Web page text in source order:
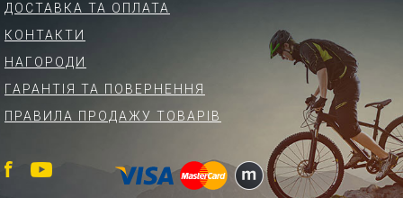
ДОСТАВКА ТА ОПЛАТА
КОНТАКТИ
НАГОРОДИ
ГАРАНТІЯ ТА ПОВЕРНЕННЯ
ПРАВИЛА ПРОДАЖУ ТОВАРІВ